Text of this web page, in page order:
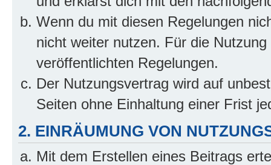
Wenn du mit diesen Regelungen
nicht weiter nutzen. Für die
veröffentlichten Regelungen.
Der Nutzungsvertrag wird auf
Seiten ohne Einhaltung einer Frist
2. EINRÄUMUNG VON
Mit dem Erstellen eines Beitrags